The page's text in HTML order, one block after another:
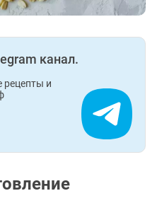
канал.
рецепты и